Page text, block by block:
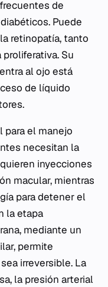
de
Puede
retinopatía, tanto
Su
al ojo está
de líquido
para el manejo
necesitan la
inyecciones
macular, mientras
para detener el
la etapa
mediante un
permite
irreversible. La
la presión arterial